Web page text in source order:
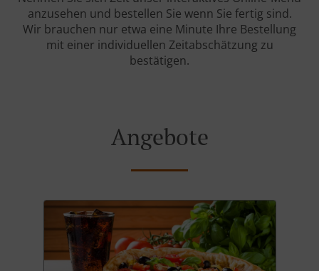
anzusehen und bestellen Sie wenn Sie fertig sind.
Wir brauchen nur etwa eine Minute Ihre Bestellung
mit einer individuellen Zeitabschätzung zu
bestätigen.
Angebote